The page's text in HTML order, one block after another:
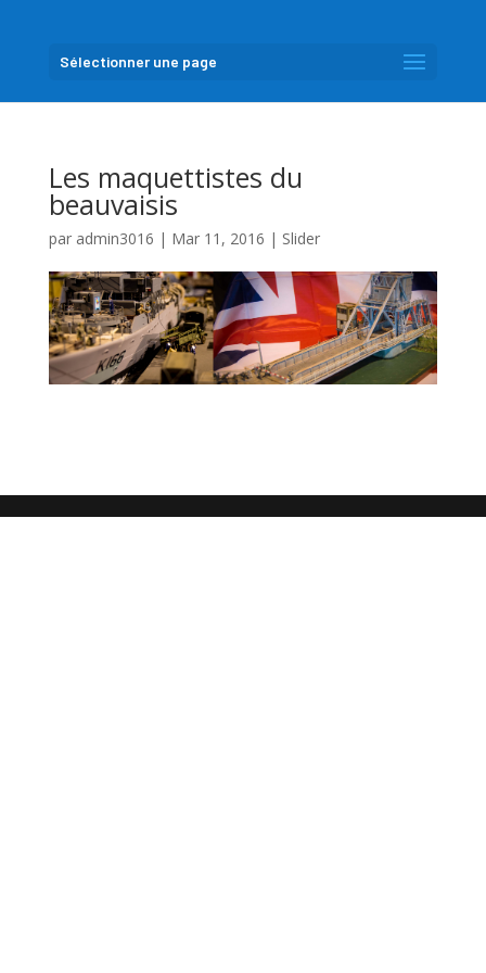
Sélectionner une page
Les maquettistes du
beauvaisis
par admin3016 | Mar 11, 2016 | Slider